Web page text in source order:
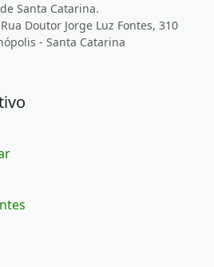
Santa Catarina.
Doutor Jorge Luz Fontes, 310
- Santa Catarina